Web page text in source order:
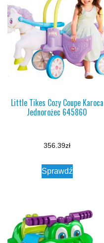
Little Tikes Cozy Coupe Karoca
Jednorożec 645860
356.39zł
Sprawdź